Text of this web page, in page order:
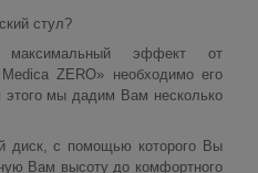
стул?
эффект от
ZERO» необходимо его
этого мы дадим Вам несколько
диск, с помощью которого Вы
Вам высоту до комфортного